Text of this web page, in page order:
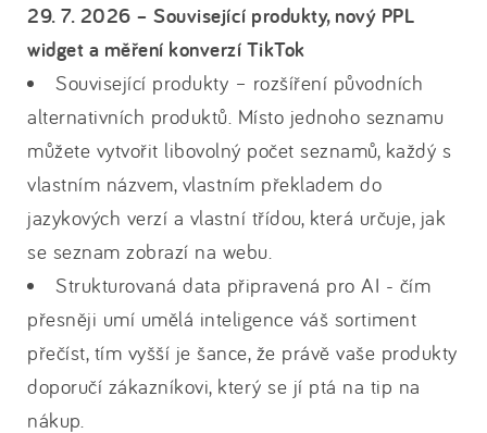
29. 7. 2026 – Související produkty, nový PPL
widget a měření konverzí TikTok
Související produkty – rozšíření původních
alternativních produktů. Místo jednoho seznamu
můžete vytvořit libovolný počet seznamů, každý s
vlastním názvem, vlastním překladem do
jazykových verzí a vlastní třídou, která určuje, jak
se seznam zobrazí na webu.
Strukturovaná data připravená pro AI - čím
přesněji umí umělá inteligence váš sortiment
přečíst, tím vyšší je šance, že právě vaše produkty
doporučí zákazníkovi, který se jí ptá na tip na
nákup.